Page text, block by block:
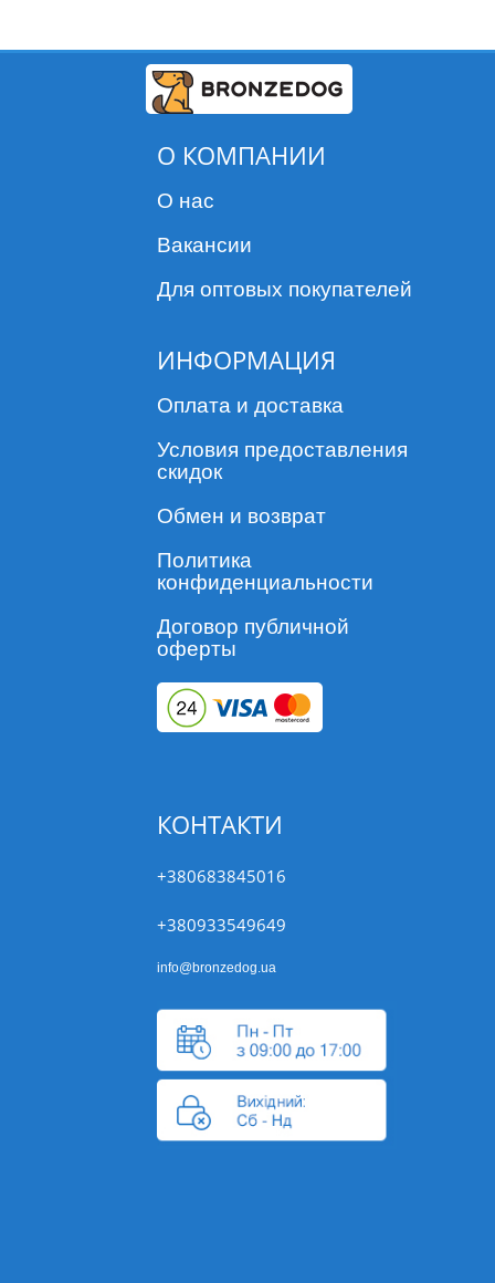
О КОМПАНИИ
О нас
Вакансии
Для оптовых покупателей
ИНФОРМАЦИЯ
Оплата и доставка
Условия предоставления
скидок
Обмен и возврат
Политика
конфиденциальности
Договор публичной
оферты
КОНТАКТИ
+380683845016
+380933549649
info@bronzedog.ua